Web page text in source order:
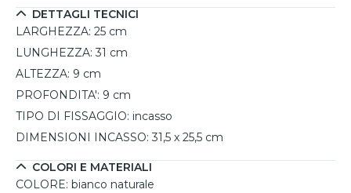
220/240V senza bisogno di un driver trasformatore.
Dotato di due portalampada E14, consente l’utilizzo di
della luce. Prodotto certificato in Italia con alta qualità e
garanzia di 5 anni, con un innovativo sistema di
installazione che semplifica i tempi di montaggio e
finitura. Per muratura o laterizio è necessaria la cassaforma
DETTAGLI TECNICI
LARGHEZZA: 25 cm
LUNGHEZZA: 31 cm
ALTEZZA: 9 cm
PROFONDITA': 9 cm
TIPO DI FISSAGGIO: incasso
DIMENSIONI INCASSO: 31,5 x 25,5 cm
COLORI E MATERIALI
COLORE: bianco naturale